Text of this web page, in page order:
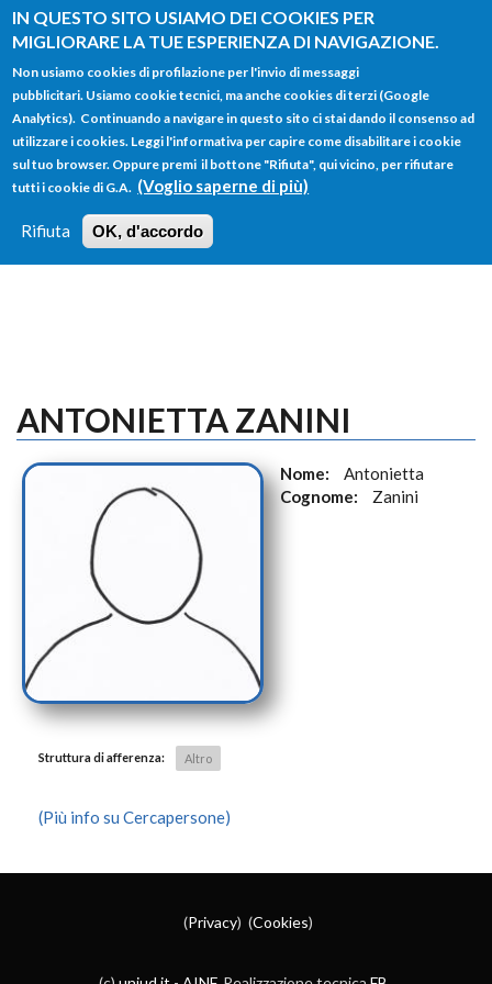
IN QUESTO SITO USIAMO DEI COOKIES PER
MIGLIORARE LA TUE ESPERIENZA DI NAVIGAZIONE.
Non usiamo cookies di profilazione per l'invio di messaggi
pubblicitari. Usiamo cookie tecnici, ma anche cookies di terzi (Google
Analytics). Continuando a navigare in questo sito ci stai dando il consenso ad
utilizzare i cookies. Leggi l'informativa per capire come disabilitare i cookie
sul tuo browser. Oppure premi il bottone "Rifiuta", qui vicino, per rifiutare
tutti i cookie di G.A. (Voglio saperne di più)
Rifiuta OK, d'accordo
Salta al contenuto principale
FORM
DI
RICERCA
Main menu
HOME TUTTI I PROFILI
LOGIN
ANTONIETTA ZANINI
Nome:
Antonietta
Cognome:
Zanini
Struttura di afferenza: Altro
(Più info su Cercapersone)
(Privacy) (Cookies)